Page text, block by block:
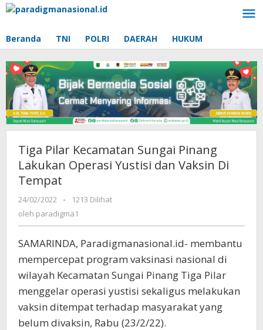
Lewati
Beranda TNI POLRI DAERAH HUKUM
Tiga Pilar Kecamatan Sungai Pinang
Lakukan Operasi Yustisi dan Vaksin Di
Tempat
24/02/2022
oleh
paradigma1
-
1213 Dilihat
oleh paradigma1
SAMARINDA, Paradigmanasional.id- membantu
mempercepat program vaksinasi nasional di
wilayah Kecamatan Sungai Pinang Tiga Pilar
menggelar operasi yustisi sekaligus melakukan
vaksin ditempat terhadap masyarakat yang
belum divaksin, Rabu (23/2/22).